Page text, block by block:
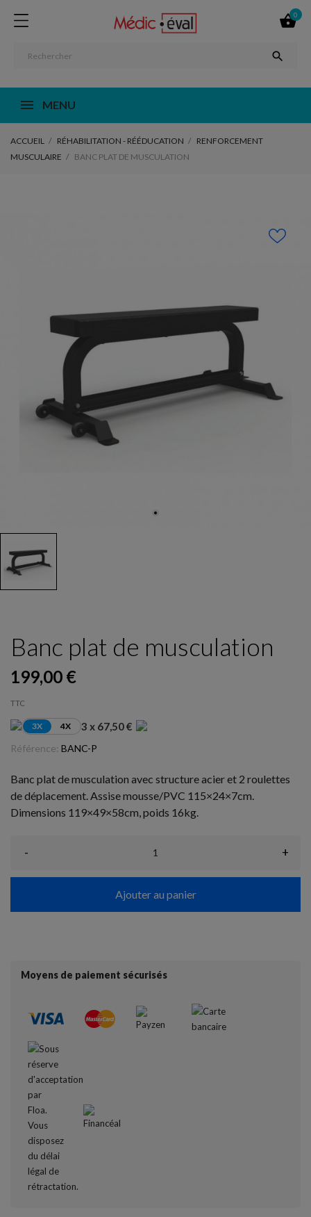

0

MENU
ACCUEIL RÉHABILITATION - RÉÉDUCATION
RENFORCEMENT
MUSCULAIRE
BANC PLAT DE MUSCULATION
Banc plat de musculation
199,00 €
TTC
3X 4X 3 x 67,50 €
Référence: BANC-P
Banc plat de musculation avec structure acier et 2 roulettes
de déplacement. Assise mousse/PVC 115×24×7cm.
Dimensions 119×49×58cm, poids 16kg.
- +
Ajouter au panier
Moyens de paiement sécurisés